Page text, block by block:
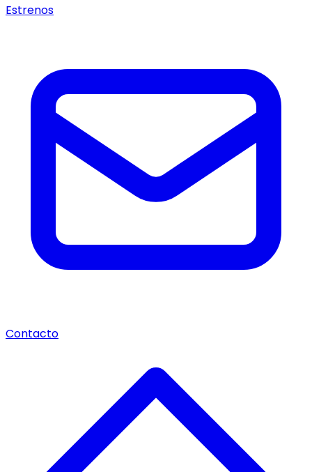
Estrenos
Contacto